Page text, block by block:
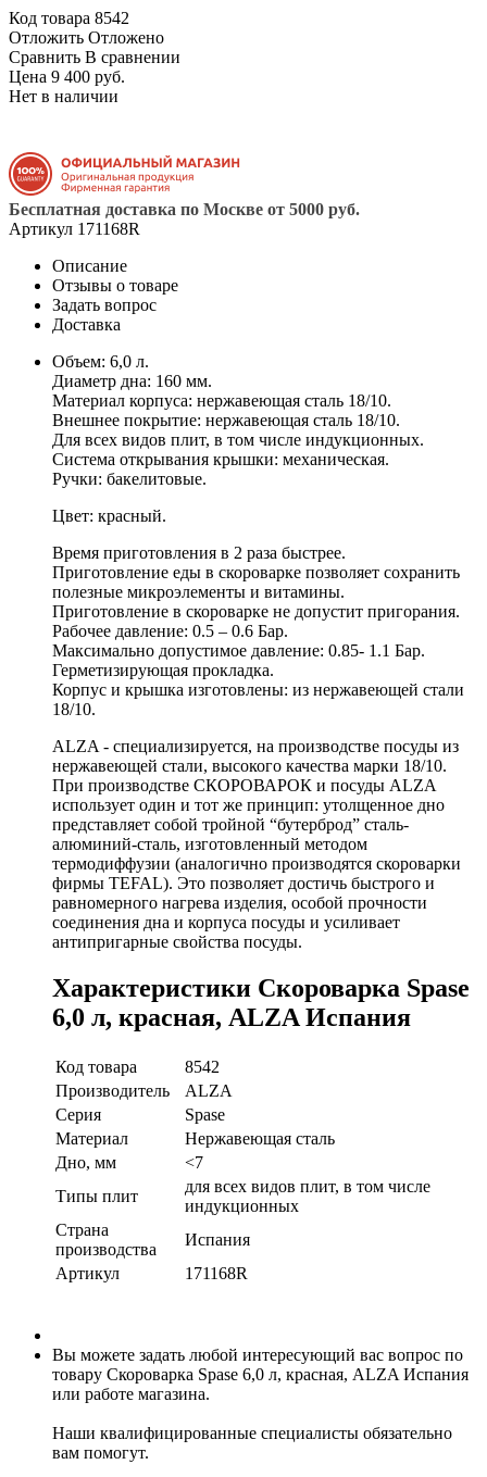
Код товара 8542
Отложить Отложено
Сравнить В сравнении
Цена 9 400 руб.
Нет в наличии
Бесплатная доставка по Москве от 5000 руб.
Артикул 171168R
Описание
Отзывы о товаре
Задать вопрос
Доставка
Объем: 6,0 л.
Диаметр дна: 160 мм.
Материал корпуса: нержавеющая сталь 18/10.
Внешнее покрытие: нержавеющая сталь 18/10.
Для всех видов плит, в том числе индукционных.
Система открывания крышки: механическая.
Ручки: бакелитовые.
Цвет: красный.
Время приготовления в 2 раза быстрее.
Приготовление еды в скороварке позволяет сохранить
полезные микроэлементы и витамины.
Приготовление в скороварке не допустит пригорания.
Рабочее давление: 0.5 – 0.6 Бар.
Максимально допустимое давление: 0.85- 1.1 Бар.
Герметизирующая прокладка.
Корпус и крышка изготовлены: из нержавеющей стали
18/10.
ALZA - специализируется, на производстве посуды из
нержавеющей стали, высокого качества марки 18/10.
При производстве СКОРОВАРОК и посуды ALZA
использует один и тот же принцип: утолщенное дно
представляет собой тройной “бутерброд” сталь-
алюминий-сталь, изготовленный методом
термодиффузии (аналогично производятся скороварки
фирмы TEFAL). Это позволяет достичь быстрого и
равномерного нагрева изделия, особой прочности
соединения дна и корпуса посуды и усиливает
антипригарные свойства посуды.
Характеристики Скороварка Spase
6,0 л, красная, ALZA Испания
Код товара
8542
Производитель
ALZA
Серия
Spase
Материал
Нержавеющая сталь
Дно, мм
<7
Типы плит
для всех видов плит, в том числе
индукционных
Страна
производства
Испания
Артикул
171168R
Вы можете задать любой интересующий вас вопрос по
товару Скороварка Spase 6,0 л, красная, ALZA Испания
или работе магазина.
Наши квалифицированные специалисты обязательно
вам помогут.